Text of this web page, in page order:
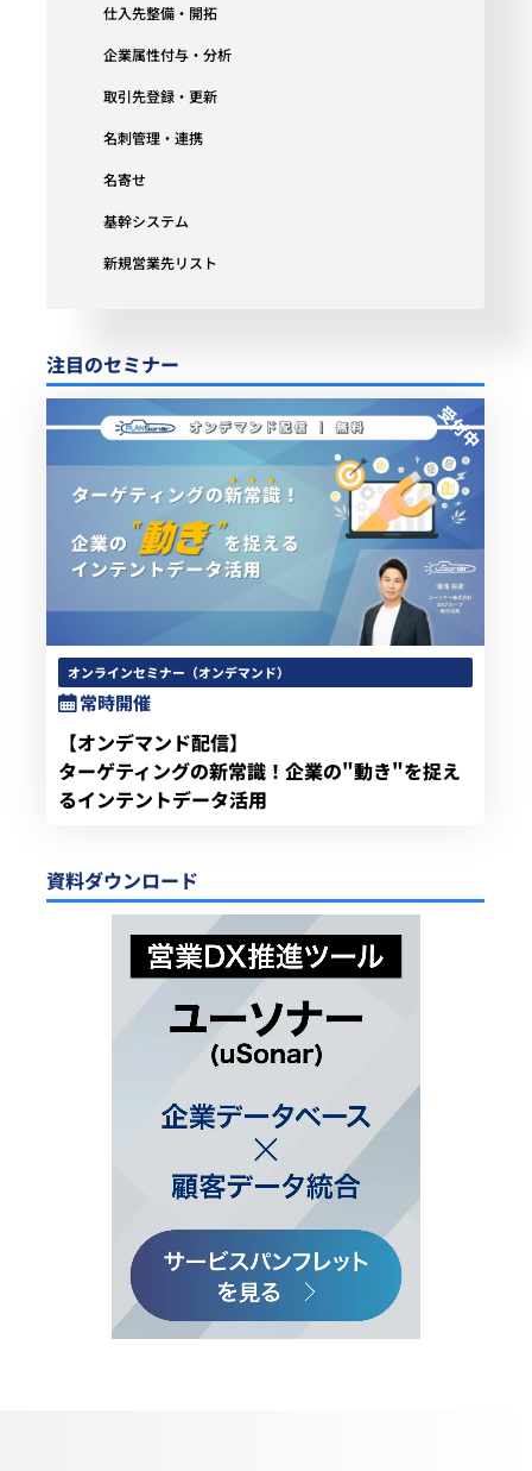
仕入先整備・開拓
企業属性付与・分析
取引先登録・更新
名刺管理・連携
名寄せ
基幹システム
新規営業先リスト
注目のセミナー
オンラインセミナー（オンデマンド）
常時開催
【オンデマンド配信】
ターゲティングの新常識！企業の"動き"を捉え
るインテントデータ活用
資料ダウンロード